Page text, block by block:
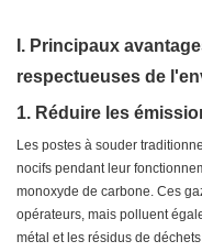
I. Principaux
respectueuses de
1. Réduire les
Les postes à souder
nocifs pendant leur
monoxyde de carbone. Ces
opérateurs, mais polluent
métal et les résidus de